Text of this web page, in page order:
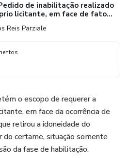
de inabilitação realizado
licitante, em face de fato
na licitação.
Reis Parziale
o escopo de requerer a
em face da ocorrência de
retirou a idoneidade do
do certame, situação somente
da fase de habilitação.